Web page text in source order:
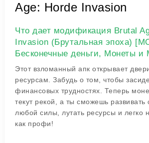
Age: Horde Invasion
Что дает модификация Brutal
Invasion (Брутальная эпоха)
Бесконечные деньги, Монеты и
Этот взломанный апк открывает
ресурсам. Забудь о том, чтобы
финансовых трудностях. Теперь
текут рекой, а ты сможешь
любой силы, лутать ресурсы и легко
как профи!